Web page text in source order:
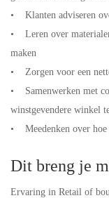
• Klanten adviseren
• Leren over materialen
maken
• Zorgen voor een
• Samenwerken met
winstgevendere winkel
• Meedenken over hoe
Dit breng je
Ervaring in Retail of